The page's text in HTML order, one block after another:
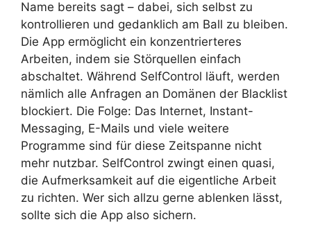
Name bereits sagt – dabei, sich selbst zu
kontrollieren und gedanklich am Ball zu bleiben.
Die App ermöglicht ein konzentrierteres
Arbeiten, indem sie Störquellen einfach
abschaltet. Während SelfControl läuft, werden
nämlich alle Anfragen an Domänen der Blacklist
blockiert. Die Folge: Das Internet, Instant-
Messaging, E-Mails und viele weitere
Programme sind für diese Zeitspanne nicht
mehr nutzbar. SelfControl zwingt einen quasi,
die Aufmerksamkeit auf die eigentliche Arbeit
zu richten. Wer sich allzu gerne ablenken lässt,
sollte sich die App also sichern.